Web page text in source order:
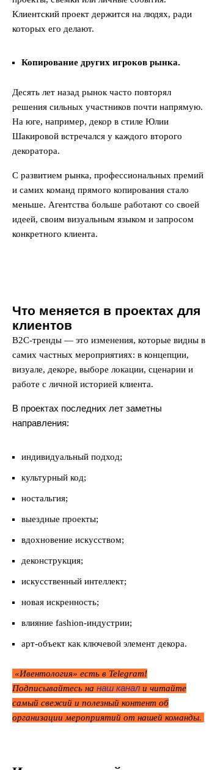
Клиентский проект держится на людях, ради
которых его делают.
Копирование других игроков рынка.
Десять лет назад рынок часто повторял
решения сильных участников почти напрямую.
На юге, например, декор в стиле Юлии
Шакировой встречался у каждого второго
декоратора.
С развитием рынка, профессиональных премий
и самих команд прямого копирования стало
меньше. Агентства больше работают со своей
идеей, своим визуальным языком и запросом
конкретного клиента.
Что меняется в проектах для
клиентов
B2C-тренды — это изменения, которые видны в
самих частных мероприятиях: в концепции,
визуале, декоре, выборе локации, сценарии и
работе с личной историей клиента.
В проектах последних лет заметны
направления:
индивидуальный подход;
культурный код;
ностальгия;
выездные проекты;
вдохновение искусством;
деконструкция;
искусственный интеллект;
новая искренность;
влияние fashion-индустрии;
арт-объект как ключевой элемент декора.
«Ивентология» есть в Telegram!
Подписывайтесь на наш канал и читайте
самый свежий и полезный контент об
организации мероприятий от нашей команды.